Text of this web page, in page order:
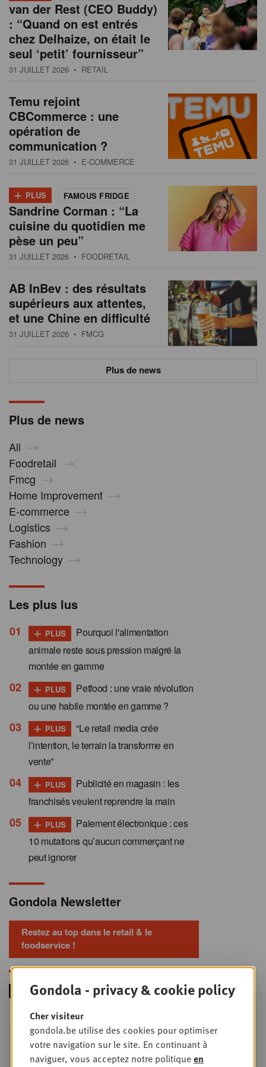
Plus de news
All
Foodretail
Fmcg
Home Improvement
E-commerce
Logistics
Fashion
Technology
van der Rest (CEO Buddy)
: “Quand on est entrés
chez Delhaize, on était le
seul ‘petit’ fournisseur”
31 JUILLET 2026 • RETAIL
Temu rejoint
CBCommerce : une
opération de
communication ?
31 JUILLET 2026 • E-COMMERCE
+ PLUS FAMOUS FRIDGE
Sandrine Corman : “La
cuisine du quotidien me
pèse un peu”
31 JUILLET 2026 • FOODRETAIL
AB InBev : des résultats
supérieurs aux attentes,
et une Chine en difficulté
31 JUILLET 2026 • FMCG
Plus de news
Les plus lus
+ PLUS
Pourquoi l'alimentation
animale reste sous pression malgré la
montée en gamme
+ PLUS
Petfood : une vraie révolution
ou une habile montée en gamme ?
+ PLUS
“Le retail media crée
l’intention, le terrain la transforme en
vente”
+ PLUS
Publicité en magasin : les
franchisés veulent reprendre la main
+ PLUS
Paiement électronique : ces
10 mutations qu’aucun commerçant ne
peut ignorer
Gondola Newsletter
Restez au top dans le retail & le
foodservice !
MER
9
SEPT
Foodservice - Joint
business planning
Intro to Negotiation: Succes aan de
Gondola - privacy & cookie policy
Cher visiteur
gondola.be utilise des cookies pour optimiser
votre navigation sur le site. En continuant à
naviguer, vous acceptez notre politiqueen